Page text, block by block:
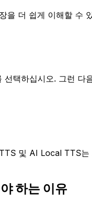
더 쉽게 이해할 수
하십시오. 그런 다
및 AI Local TTS
하는 이유